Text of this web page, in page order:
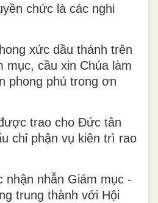
chức là các nghi
xức dầu thánh trên
mục, cầu xin Chúa làm
phong phú trong ơn
trao cho Đức tân
chỉ phận vụ kiên trì rao
nhận nhẫn Giám mục -
trung thành với Hội